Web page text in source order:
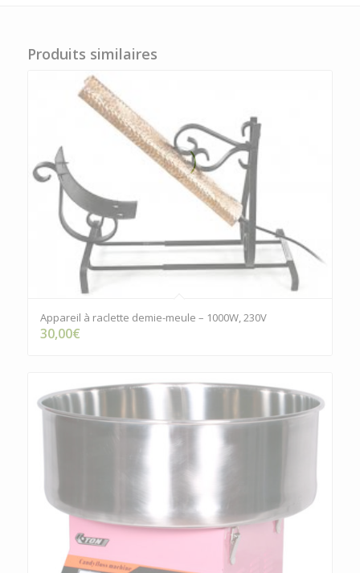
Produits similaires
Appareil à raclette demie-meule – 1000W, 230V
30,00€